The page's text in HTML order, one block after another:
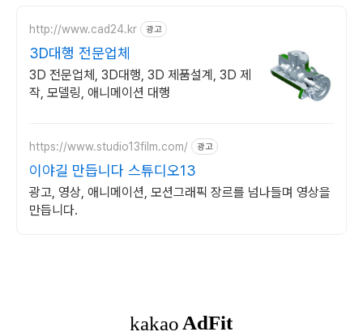
http://www.cad24.kr 광고
3D대행 전문업체
3D 전문업체, 3D대행, 3D 제품설계, 3D 제
작, 모델링, 애니메이션 대행
https://www.studio13film.com/ 광고
이야길 만듭니다 스튜디오13
광고, 영상, 애니메이션, 모션그래픽 장르를 넘나들며 영상을
만듭니다.